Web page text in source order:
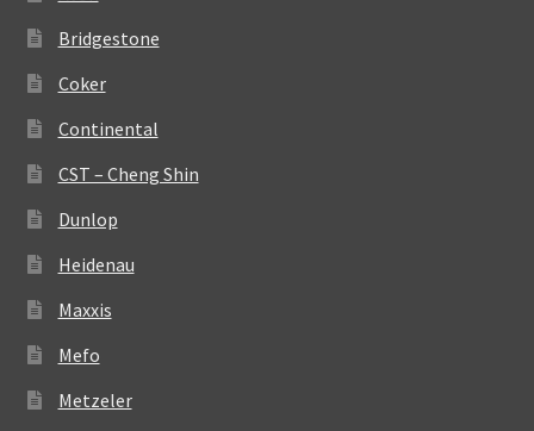
Bridgestone
Coker
Continental
CST – Cheng Shin
Dunlop
Heidenau
Maxxis
Mefo
Metzeler